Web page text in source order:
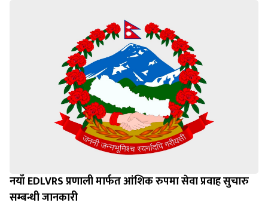
नयाँ EDLVRS प्रणाली मार्फत आंशिक रुपमा सेवा प्रवाह सुचारु
सम्बन्धी जानकारी